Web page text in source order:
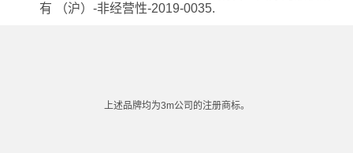
有 （沪）-非经营性-2019-0035.
上述品牌均为3m公司的注册商标。